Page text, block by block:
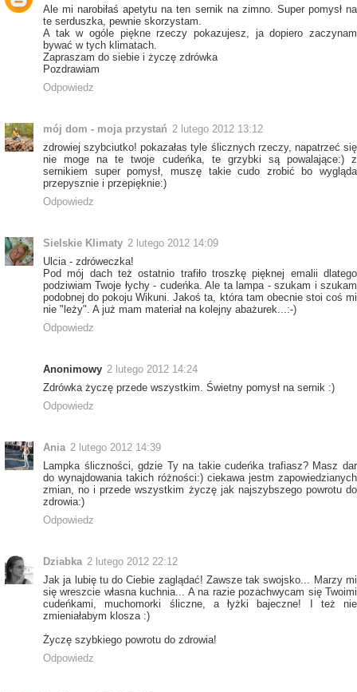
Ale mi narobiłaś apetytu na ten sernik na zimno. Super pomysł na
te serduszka, pewnie skorzystam.
A tak w ogóle piękne rzeczy pokazujesz, ja dopiero zaczynam
bywać w tych klimatach.
Zapraszam do siebie i życzę zdrówka
Pozdrawiam
Odpowiedz
mój dom - moja przystań 2 lutego 2012 13:12
zdrowiej szybciutko! pokazałas tyle ślicznych rzeczy, napatrzeć się
nie moge na te twoje cudeńka, te grzybki są powalające:) z
sernikiem super pomysł, muszę takie cudo zrobić bo wygląda
przepysznie i przepięknie:)
Odpowiedz
Sielskie Klimaty 2 lutego 2012 14:09
Ulcia - zdróweczka!
Pod mój dach też ostatnio trafiło troszkę pięknej emalii dlatego
podziwiam Twoje łychy - cudeńka. Ale ta lampa - szukam i szukam
podobnej do pokoju Wikuni. Jakoś ta, która tam obecnie stoi coś mi
nie "leży". A już mam materiał na kolejny abażurek...:-)
Odpowiedz
Anonimowy 2 lutego 2012 14:24
Zdrówka życzę przede wszystkim. Świetny pomysł na sernik :)
Odpowiedz
Ania 2 lutego 2012 14:39
Lampka śliczności, gdzie Ty na takie cudeńka trafiasz? Masz dar
do wynajdowania takich różności:) ciekawa jestm zapowiedzianych
zmian, no i przede wszystkim życzę jak najszybszego powrotu do
zdrowia:)
Odpowiedz
Dziabka 2 lutego 2012 22:12
Jak ja lubię tu do Ciebie zaglądać! Zawsze tak swojsko... Marzy mi
się wreszcie własna kuchnia... A na razie pozachwycam się Twoimi
cudeńkami, muchomorki śliczne, a łyżki bajeczne! I też nie
zmieniałabym klosza :)
Życzę szybkiego powrotu do zdrowia!
Odpowiedz